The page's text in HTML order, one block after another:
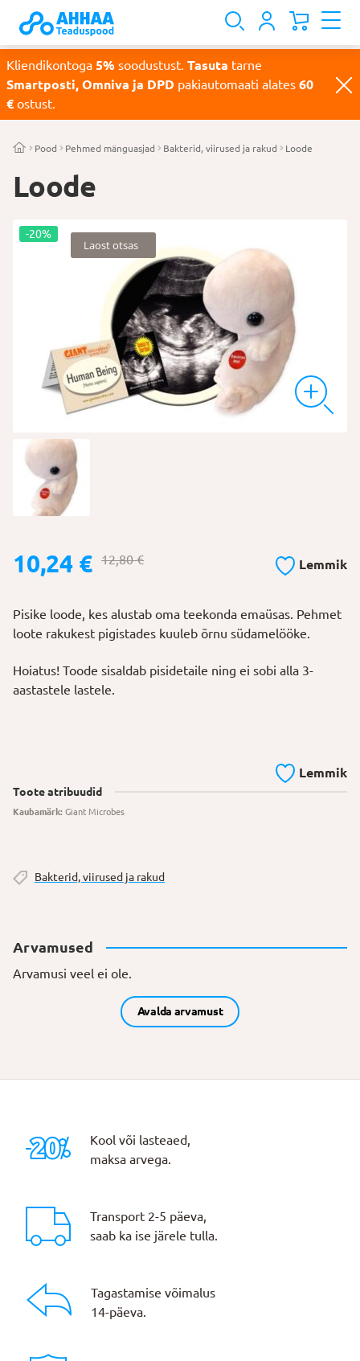
Kliendikontoga 5% soodustust. Tasuta tarne
Smartposti, Omniva ja DPD pakiautomaati alates 60
€ ostust.
Pood Pehmed mänguasjad Bakterid, viirused ja rakud Loode
Loode
-20%
Laost otsas
12,80€
Algne
hind
12,80 €.
10,24 €
Praegune
hind
10,24 €.
Lemmik
Pisike loode, kes alustab oma teekonda emaüsas. Pehmet
loote rakukest pigistades kuuleb õrnu südamelööke.
Hoiatus! Toode sisaldab pisidetaile ning ei sobi alla 3-
aastastele lastele.
Lemmik
Toote atribuudid
Kaubamärk: Giant Microbes
Bakterid, viirused ja rakud
Arvamused
Arvamusi veel ei ole.
Avalda arvamust
Kool või lasteaed,
maksa arvega.
Transport 2-5 päeva,
saab ka ise järele tulla.
Tagastamise võimalus
14-päeva.